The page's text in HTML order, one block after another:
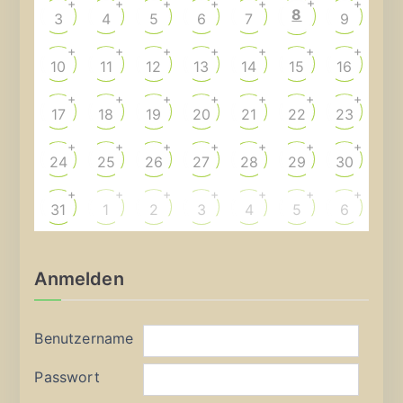
3
+
4
+
5
+
6
+
7
+
8 9
+
10
+
11
+
12
+
13
+
14
+
15
+
16
+
17
+
18
+
19
+
20
+
21
+
22
+
23
+
24
+
25
+
26
+
27
+
28
+
29
+
30
+
31
+
1
+
2
+
3
+
4
+
5
+
6
+
Anmelden
Benutzername
Passwort